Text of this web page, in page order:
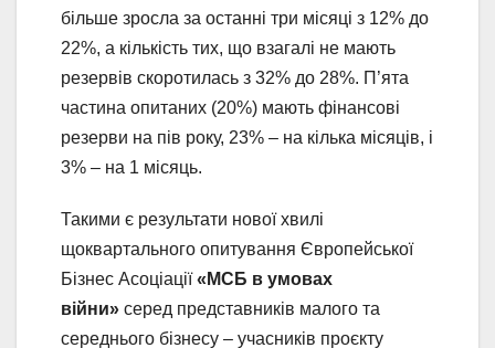
більше зросла за останні три місяці з 12% до
22%, а кількість тих, що взагалі не мають
резервів скоротилась з 32% до 28%. П’ята
частина опитаних (20%) мають фінансові
резерви на пів року, 23% – на кілька місяців, і
3% – на 1 місяць.
Такими є результати нової хвилі
щоквартального опитування Європейської
Бізнес Асоціації«МСБ в умовах
війни» серед представників малого та
середнього бізнесу – учасників проєкту